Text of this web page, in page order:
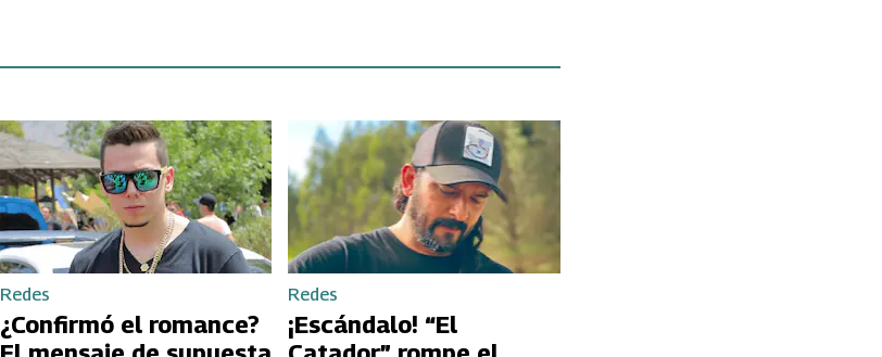
Redes
¿Confirmó el romance?
Redes
¡Escándalo! “El